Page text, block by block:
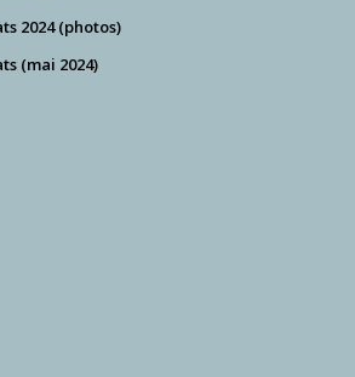
2024 (photos)
(mai 2024)